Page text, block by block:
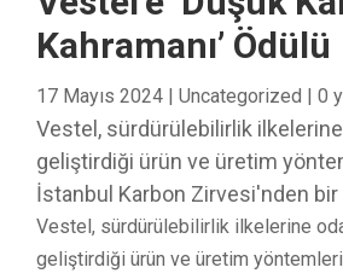
Kahramanı’ Ödülü
17 Mayıs 2024 | Uncategorized | 0
Vestel, sürdürülebilirlik
geliştirdiği ürün ve üretim
İstanbul Karbon Zirvesi'nden
Vestel, sürdürülebilirlik ilkelerine
geliştirdiği ürün ve üretim